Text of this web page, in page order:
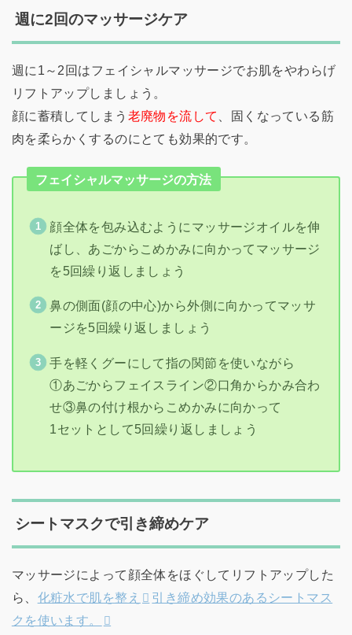
週に2回のマッサージケア
週に1～2回はフェイシャルマッサージでお肌をやわらげ
リフトアップしましょう。
顔に蓄積してしまう 老廃物を流して
、固くなっている筋
肉を柔らかくするのにとても効果的です。
フェイシャルマッサージの方法
顔全体を包み込むようにマッサージオイルを伸
ばし、あごからこめかみに向かってマッサージ
を5回繰り返しましょう
鼻の側面(顔の中心)から外側に向かってマッサ
ージを5回繰り返しましょう
手を軽くグーにして指の関節を使いながら
①あごからフェイスライン②口角からかみ合わ
せ③鼻の付け根からこめかみに向かって
1セットとして5回繰り返しましょう
シートマスクで引き締めケア
マッサージによって顔全体をほぐしてリフトアップした
ら、 化粧水で肌を整え
引き締め効果のあるシートマス
クを使います。